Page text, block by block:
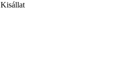
Kisállat